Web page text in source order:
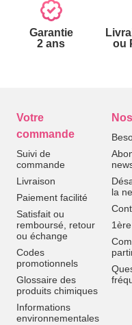
Garantie
2 ans
ou
Votre
commande
Suivi de
commande
Livraison
Paiement facilité
Satisfait ou
remboursé, retour
ou échange
Codes
promotionnels
Glossaire des
produits chimiques
Informations
environnementales
la